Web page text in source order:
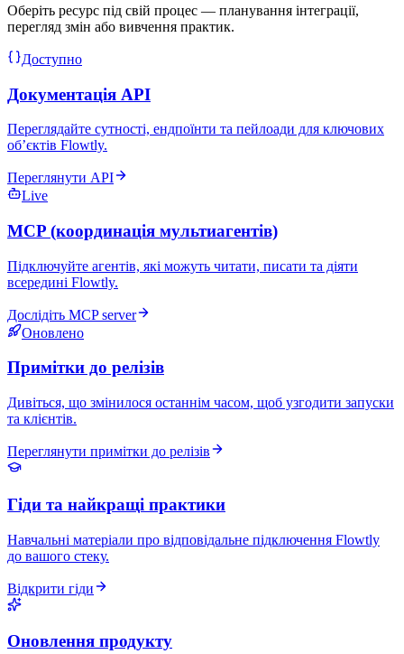
Оберіть ресурс під свій процес — планування інтеграції,
перегляд змін або вивчення практик.
Доступно
Документація API
Переглядайте сутності, ендпоїнти та пейлоади для ключових
обʼєктів Flowtly.
Переглянути API
Live
MCP (координація мультиагентів)
Підключуйте агентів, які можуть читати, писати та діяти
всередині Flowtly.
Дослідіть MCP server
Оновлено
Примітки до релізів
Дивіться, що змінилося останнім часом, щоб узгодити запуски
та клієнтів.
Переглянути примітки до релізів
Гіди та найкращі практики
Навчальні матеріали про відповідальне підключення Flowtly
до вашого стеку.
Відкрити гіди
Оновлення продукту